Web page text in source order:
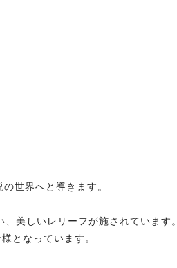
世界へと導きます。
美しいレリーフが施されています。
となっています。